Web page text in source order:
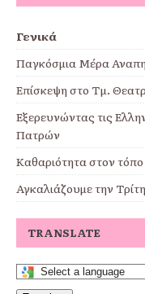
Γενικά
Παγκόσμια Μέρα
Επίσκεψη στο Τμ.
Εξερευνώντας τις
Πατρών
Καθαριότητα στον
Αγκαλιάζουμε την
TRANSLATE